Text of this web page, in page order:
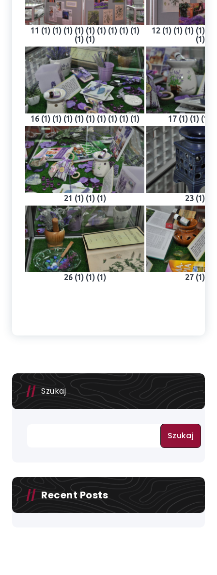
11 (1) (1) (1) (1) (1) (1) (1) (1) (1)
(1) (1)
12 (1) (1) (1) (1)
(1) (1)
16 (1) (1) (1) (1) (1) (1) (1) (1) (1) 17 (1) (1) (1)
21 (1) (1) (1) 23 (1)
26 (1) (1) (1) 27 (1)
Szukaj
Szukaj
Recent Posts